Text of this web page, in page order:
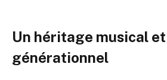
Un héritage musical et
générationnel